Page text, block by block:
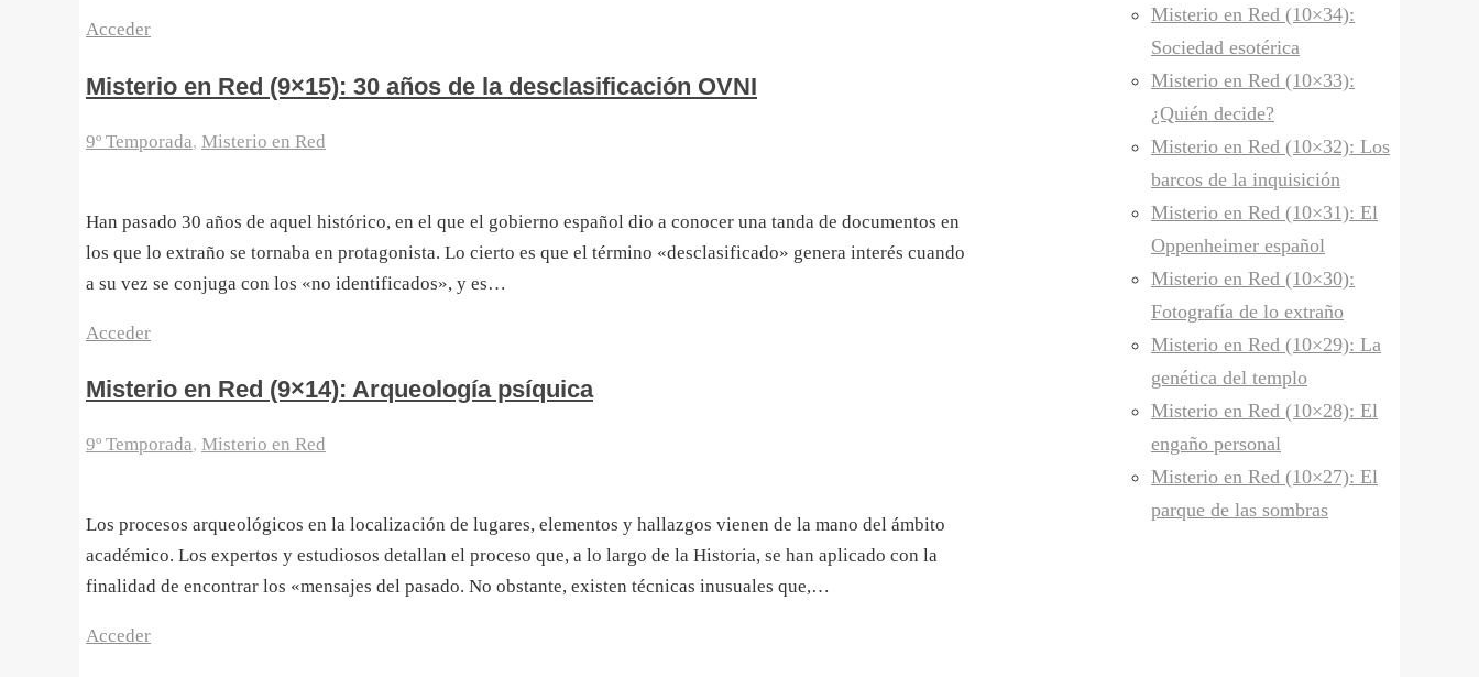
Acceder
Misterio en Red (9×15): 30 años de la desclasificación OVNI
9º Temporada, Misterio en Red
Han pasado 30 años de aquel histórico, en el que el gobierno español dio a conocer una tanda de documentos en
los que lo extraño se tornaba en protagonista. Lo cierto es que el término «desclasificado» genera interés cuando
a su vez se conjuga con los «no identificados», y es…
Acceder
Misterio en Red (9×14): Arqueología psíquica
9º Temporada, Misterio en Red
Los procesos arqueológicos en la localización de lugares, elementos y hallazgos vienen de la mano del ámbito
académico. Los expertos y estudiosos detallan el proceso que, a lo largo de la Historia, se han aplicado con la
finalidad de encontrar los «mensajes del pasado. No obstante, existen técnicas inusuales que,…
Acceder
Misterio en Red (10×34):
Sociedad esotérica
Misterio en Red (10×33):
¿Quién decide?
Misterio en Red (10×32): Los
barcos de la inquisición
Misterio en Red (10×31): El
Oppenheimer español
Misterio en Red (10×30):
Fotografía de lo extraño
Misterio en Red (10×29): La
genética del templo
Misterio en Red (10×28): El
engaño personal
Misterio en Red (10×27): El
parque de las sombras